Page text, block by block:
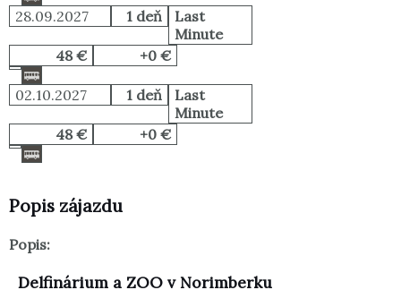
28.09.2027 1 deň
Last
Minute
48 €
+0 €
02.10.2027 1 deň
Last
Minute
48 €
+0 €
Popis zájazdu
Popis:
Delfinárium a ZOO v Norimberku